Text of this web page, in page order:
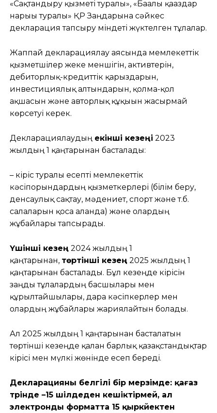
«Сақтандыру қызметі туралы», «Бағалы қағаздар
нарығы туралы» ҚР Заңдарына сәйкес
декларация тапсыру міндеті жүктелген тұлғалар.
Жаппай декларациялау аясында мемлекеттік
қызметшілер жеке меншігін, активтерін,
дебиторлық-кредиттік қарыздарын,
инвестициялық алтындарын, қолма-қол
ақшасын және авторлық құқығын жасырмай
көрсетуі керек.
Декларациялаудың екінші кезеңі 2023
жылдың 1 қаңтарынан басталады:
– кіріс туралы есепті мемлекеттік
кәсіпорындардың қызметкерлері (білім беру,
денсаулық сақтау, мәдениет, спорт және т.б.
салаларын қоса алғанда) және олардың
жұбайлары тапсырады.
Үшінші кезең 2024 жылдың 1
қаңтарынан, төртінші кезең 2025 жылдың 1
қаңтарынан басталады. Бұл кезеңде кірісін
заңды тұлғалардың басшылары мен
құрылтайшылары, дара кәсіпкерлер мен
олардың жұбайлары жариялайтын болады.
Ал 2025 жылдың 1 қаңтарынан басталатын
төртінші кезеңде қалған барлық қазақстандықтар
кірісі мен мүлкі жөнінде есеп береді.
Декларацияны белгілі бір мерзімде: қағаз
түрінде –15 шілдеден кешіктірмей, ал
электронды форматта 15 қыркүйектен